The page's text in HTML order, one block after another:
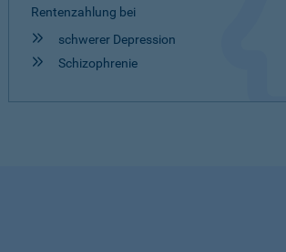
Rentenzahlung bei
schwerer Depression
Schizophrenie